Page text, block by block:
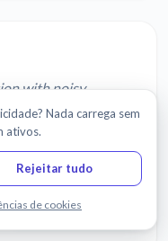
with noisy
as you listen is
with code to
Fale connosco
Nada carrega sem
ativos.
Rejeitar tudo
de cookies